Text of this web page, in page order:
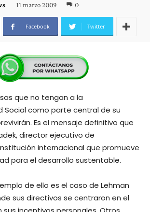
11 marzo 2009 0
Facebook Twitter
que no tengan a la
Social como parte central de su
Es el mensaje definitivo que
director ejecutivo de
internacional que promueve
para el desarrollo sustentable.
de ello es el caso de Lehman
sus directivos se centraron en el